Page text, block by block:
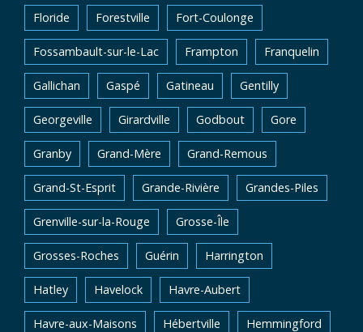
Floride Forestville Fort-Coulonge
Fossambault-sur-le-Lac Frampton Franquelin
Gallichan Gaspé Gatineau Gentilly
Georgeville Girardville Godbout Gore
Granby Grand-Mère Grand-Remous
Grand-St-Esprit Grande-Rivière Grandes-Piles
Grenville-sur-la-Rouge Grosse-Île
Grosses-Roches Guérin Harrington
Hatley Havelock Havre-Aubert
Havre-aux-Maisons Hébertville Hemmingford